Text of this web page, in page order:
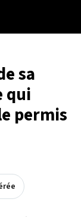
sa
qui
permis